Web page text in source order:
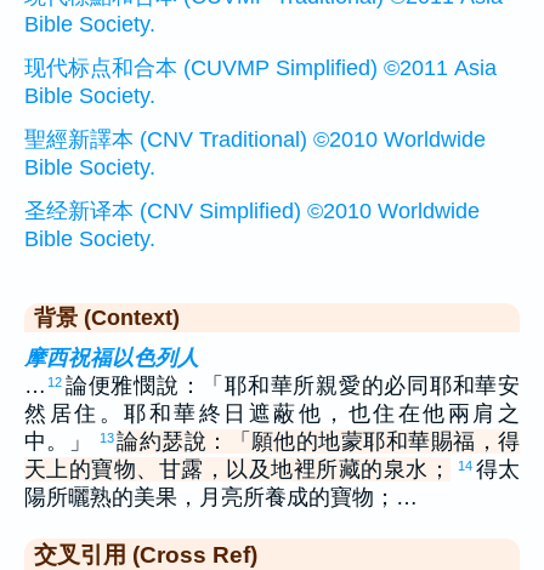
Bible Society.
现代标点和合本 (CUVMP Simplified) ©2011 Asia
Bible Society.
聖經新譯本 (CNV Traditional) ©2010 Worldwide
Bible Society.
圣经新译本 (CNV Simplified) ©2010 Worldwide
Bible Society.
背景 (Context)
摩西祝福以色列人
… 12 論便雅憫說：「耶和華所親愛的必同耶和華安
然居住。耶和華終日遮蔽他，也住在他兩肩之
中。」
13論約瑟說：「願他的地蒙耶和華賜福，得
天上的寶物、甘露，以及地裡所藏的泉水；
14 得太
陽所曬熟的美果，月亮所養成的寶物；…
交叉引用 (Cross Ref)